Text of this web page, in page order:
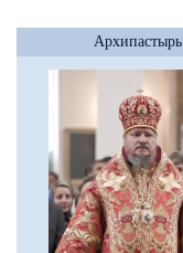
Архипастырь